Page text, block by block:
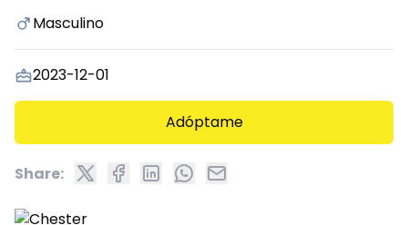
Masculino
2023-12-01
Adóptame
Share: